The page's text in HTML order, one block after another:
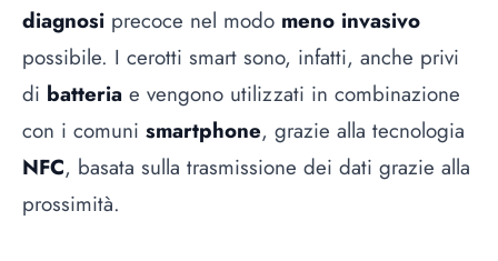
diagnosi precoce nel modo meno invasivo
possibile. I cerotti smart sono, infatti, anche privi
di batteria e vengono utilizzati in combinazione
con i comuni smartphone, grazie alla tecnologia
NFC, basata sulla trasmissione dei dati grazie alla
prossimità.